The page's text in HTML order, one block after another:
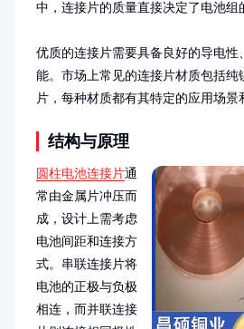
中，连接片的质量直接决定了电池组
优质的连接片需要具备良好的导电性
能。市场上常见的连接片材质包括纯
片，每种材质都有其特定的应用场景
结构与原理
圆柱电池连接片通
常由金属片冲压而
成，设计上需考虑
电池间距和连接方
式。串联连接片将
电池的正极与负极
相连，而并联连接